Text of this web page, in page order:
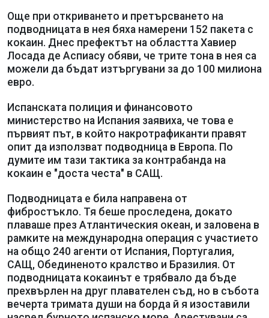
Още при откриването и претърсването на
подводницата в нея бяха намерени 152 пакета с
кокаин. Днес префектът на областта Хавиер
Лосада де Аспиасу обяви, че трите тона в нея са
можели да бъдат изтъргувани за до 100 милиона
евро.
Испанската полиция и финансовото
министерство на Испания заявиха, че това е
първият път, в който накротрафиканти правят
опит да използват подводница в Европа. По
думите им тази тактика за контрабанда на
кокаин е "доста честа" в САЩ.
Подводницата е била направена от
фибростъкло. Тя беше проследена, докато
плаваше през Атлантическия океан, и заловена в
рамките на международна операция с участието
на общо 240 агенти от Испания, Португалия,
САЩ, Обединеното кралство и Бразилия. От
подводницата кокаинът е трябвало да бъде
прехвърлен на друг плавателен съд, но в събота
вечерта тримата души на борда й я изоставили